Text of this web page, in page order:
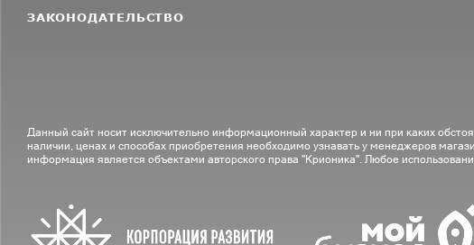
ЗАКОНОДАТЕЛЬСТВО
Данный сайт носит исключительно информационный характер и ни при каких
наличии, ценах и способах приобретения необходимо узнавать у менеджеров
информация является объектами авторского права "Крионика". Любое